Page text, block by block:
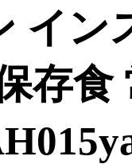
イン
存食